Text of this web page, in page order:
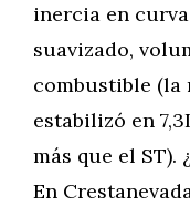
inercia en
suavizado,
combustible (la
estabilizó en
más que el ST).
En